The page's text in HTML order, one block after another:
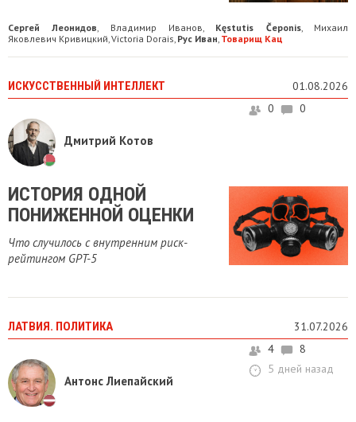
Сергей Леонидов, Владимир Иванов, Kęstutis Čeponis, Михаил
Яковлевич Кривицкий,Victoria Dorais, Рус Иван, Товарищ Кац
ИСКУССТВЕННЫЙ ИНТЕЛЛЕКТ 01.08.2026
Дмитрий Котов
0 0
ИСТОРИЯ ОДНОЙ
ПОНИЖЕННОЙ ОЦЕНКИ
Что случилось с внутренним риск-
рейтингом GPT-5
ЛАТВИЯ. ПОЛИТИКА 31.07.2026
Антонс Лиепайский
4
8
5 дней назад